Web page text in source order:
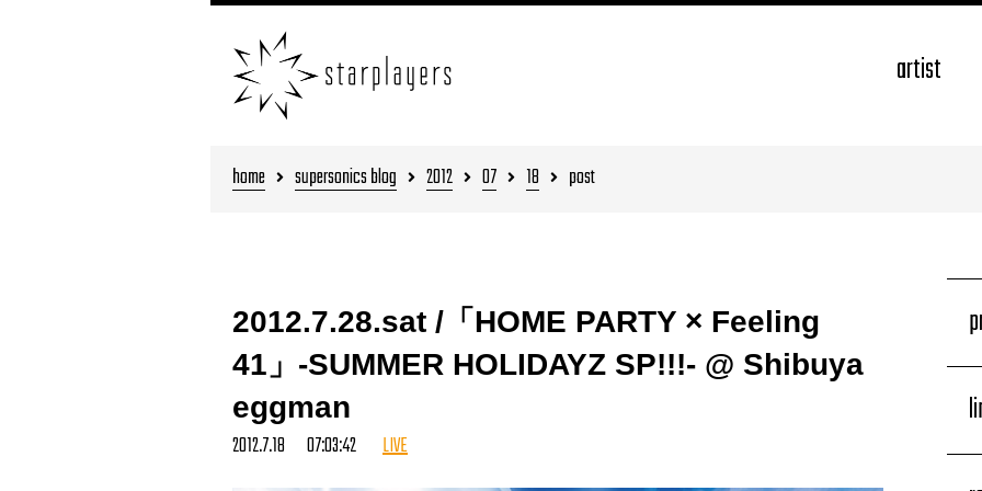
artist
home supersonics blog 2012 07 18 post
2012.7.28.sat /「HOME PARTY × Feeling
41」-SUMMER HOLIDAYZ SP!!!- @ Shibuya
eggman
2012.7.18 07:03:42 LIVE